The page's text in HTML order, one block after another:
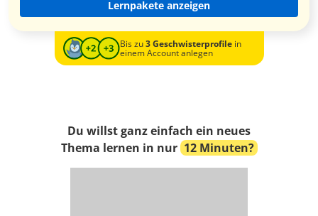
Lernpakete anzeigen
Bis zu3 Geschwisterprofilein
einem Account anlegen
Du willst ganz einfach ein neues
Thema lernen in nur 12 Minuten?